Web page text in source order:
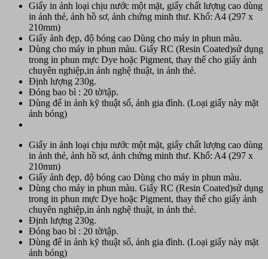
Giấy in ảnh loại chịu nước một mặt, giấy chất lượng cao dùng
in ảnh thẻ, ảnh hồ sơ, ảnh chứng minh thư. Khổ: A4 (297 x
210mm)
Giấy ảnh đẹp, độ bóng cao Dùng cho máy in phun màu.
Dùng cho máy in phun màu. Giấy RC (Resin Coated)sử dụng
trong in phun mực Dye hoặc Pigment, thay thế cho giấy ảnh
chuyên nghiệp,in ảnh nghệ thuật, in ảnh thẻ.
Định lượng 230g.
Đóng bao bì : 20 tờ/tập.
Dùng để in ảnh kỹ thuật số, ảnh gia đình. (Loại giấy này mặt
ảnh bóng)
Giấy in ảnh loại chịu nước một mặt, giấy chất lượng cao dùng
in ảnh thẻ, ảnh hồ sơ, ảnh chứng minh thư. Khổ: A4 (297 x
210mm)
Giấy ảnh đẹp, độ bóng cao Dùng cho máy in phun màu.
Dùng cho máy in phun màu. Giấy RC (Resin Coated)sử dụng
trong in phun mực Dye hoặc Pigment, thay thế cho giấy ảnh
chuyên nghiệp,in ảnh nghệ thuật, in ảnh thẻ.
Định lượng 230g.
Đóng bao bì : 20 tờ/tập.
Dùng để in ảnh kỹ thuật số, ảnh gia đình. (Loại giấy này mặt
ảnh bóng)